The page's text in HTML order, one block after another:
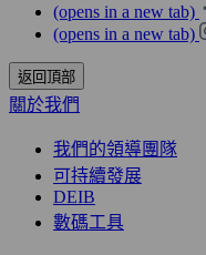
(opens in a new tab)
(opens in a new tab)
返回頂部
關於我們
我們的領導團隊
可持續發展
DEIB
數碼工具